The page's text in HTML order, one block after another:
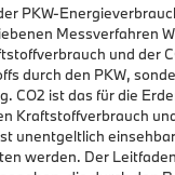
PKW-
Messverfahren
und der
durch den PKW,
CO2 ist das für die
Kraftstoffverbrauch
unentgeltlich
werden. Der